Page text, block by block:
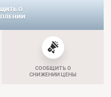
О
СООБЩИТЬ О
СНИЖЕНИИ ЦЕНЫ